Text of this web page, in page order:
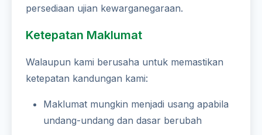
persediaan ujian kewarganegaraan.
Ketepatan Maklumat
Walaupun kami berusaha untuk memastikan
ketepatan kandungan kami:
Maklumat mungkin menjadi usang apabila
undang-undang dan dasar berubah